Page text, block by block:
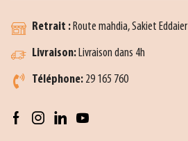
Retrait :Route mahdia, Sakiet Eddaier
Livraison:Livraison dans 4h
Téléphone: 29 165 760